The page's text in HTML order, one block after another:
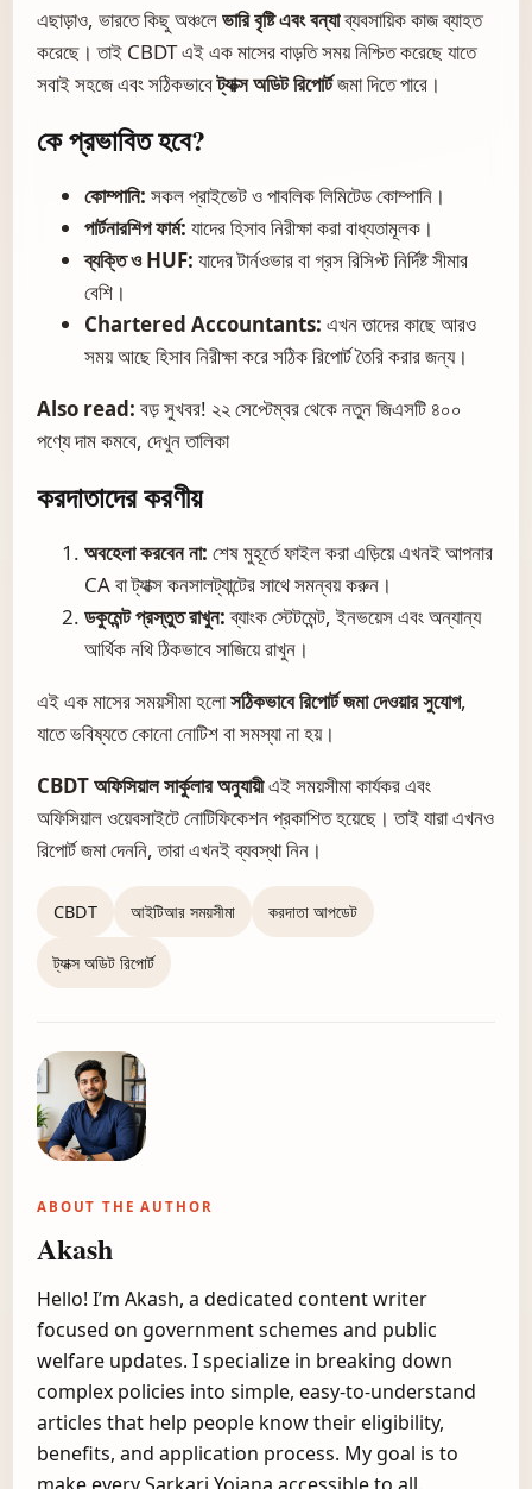
এছাড়াও, ভারতে কিছু অঞ্চলেভারি বৃষ্টি এবং বন্যাব্যবসায়িক কাজ ব্যাহত
করেছে। তাই CBDT এই এক মাসের বাড়তি সময় নিশ্চিত করেছে যাতে
সবাই সহজে এবং সঠিকভাবেট্যাক্স অডিট রিপোর্টজমা দিতে পারে।
কে প্রভাবিত হবে?
কোম্পানি: সকল প্রাইভেট ও পাবলিক লিমিটেড কোম্পানি।
পার্টনারশিপ ফার্ম: যাদের হিসাব নিরীক্ষা করা বাধ্যতামূলক।
ব্যক্তি ও HUF: যাদের টার্নওভার বা গ্রস রিসিপ্ট নির্দিষ্ট সীমার
বেশি।
Chartered Accountants: এখন তাদের কাছে আরও
সময় আছে হিসাব নিরীক্ষা করে সঠিক রিপোর্ট তৈরি করার জন্য।
Also read: বড় সুখবর! ২২ সেপ্টেম্বর থেকে নতুন জিএসটি ৪০০
পণ্যে দাম কমবে, দেখুন তালিকা
করদাতাদের করণীয়
অবহেলা করবেন না: শেষ মুহূর্তে ফাইল করা এড়িয়ে এখনই আপনার
CA বা ট্যাক্স কনসালট্যান্টের সাথে সমন্বয় করুন।
ডকুমেন্ট প্রস্তুত রাখুন:ব্যাংক স্টেটমেন্ট, ইনভয়েস এবং অন্যান্য
আর্থিক নথি ঠিকভাবে সাজিয়ে রাখুন।
এই এক মাসের সময়সীমা হলোসঠিকভাবে রিপোর্ট জমা দেওয়ার সুযোগ,
যাতে ভবিষ্যতে কোনো নোটিশ বা সমস্যা না হয়।
CBDTঅফিসিয়াল সার্কুলারঅনুযায়ীএই সময়সীমা কার্যকর এবং
অফিসিয়াল ওয়েবসাইটে নোটিফিকেশন প্রকাশিত হয়েছে। তাই যারা এখনও
রিপোর্ট জমা দেননি, তারা এখনই ব্যবস্থা নিন।
CBDT আইটিআর সময়সীমা করদাতা আপডেট
ট্যাক্স অডিট রিপোর্ট
ABOUT THE AUTHOR
Akash
Hello! I’m Akash, a dedicated content writer
focused on government schemes and public
welfare updates. I specialize in breaking down
complex policies into simple, easy-to-understand
articles that help people know their eligibility,
benefits, and application process. My goal is to